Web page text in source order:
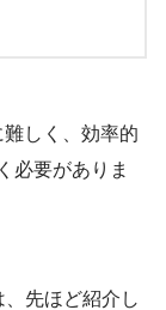
しく、効率的
必要がありま
先ほど紹介し